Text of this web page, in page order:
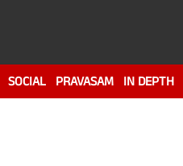
SOCIAL PRAVASAM IN DEPTH